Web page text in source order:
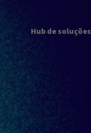
Hub de soluções